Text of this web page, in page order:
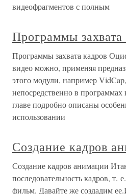
видеофрагментов с полным
Программы захвата
Программы захвата кадров
видео можно, применяя
этого модули, например
непосредственно в
главе подробно описаны
использовании
Создание кадров
Создание кадров анимации
последовательность кадров,
фильм. Давайте же создадим